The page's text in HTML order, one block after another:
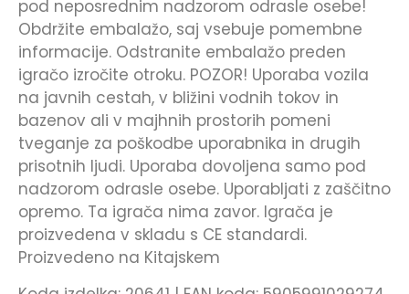
pod neposrednim nadzorom odrasle osebe!
Obdržite embalažo, saj vsebuje pomembne
informacije. Odstranite embalažo preden
igračo izročite otroku. POZOR! Uporaba vozila
na javnih cestah, v bližini vodnih tokov in
bazenov ali v majhnih prostorih pomeni
tveganje za poškodbe uporabnika in drugih
prisotnih ljudi. Uporaba dovoljena samo pod
nadzorom odrasle osebe. Uporabljati z zaščitno
opremo. Ta igrača nima zavor. Igrača je
proizvedena v skladu s CE standardi.
Proizvedeno na Kitajskem